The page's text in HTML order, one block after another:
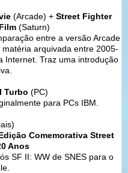
(Arcade) + Street Fighter
(Saturn)
entre a versão Arcade
arquivada entre 2005-
Internet. Traz uma introdução
Turbo (PC)
para PCs IBM.
Comemorativa Street
Anos
SF II: WW de SNES para o